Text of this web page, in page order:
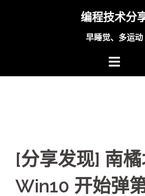
编程技术分
早睡觉、多运动
[分享发现] 南橘
Win10 开始弹